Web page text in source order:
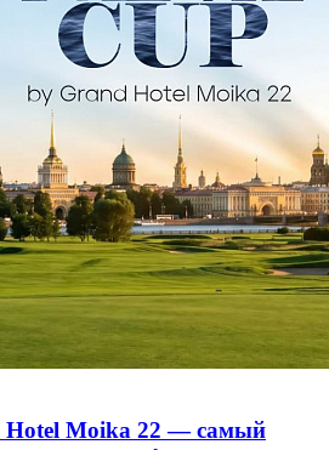
Hotel Moika 22 — самый